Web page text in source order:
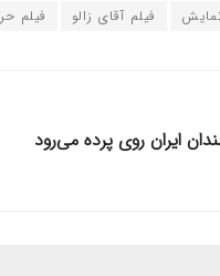
فیلم آقای زالو فیلم
ایران روی پرده می‌رود